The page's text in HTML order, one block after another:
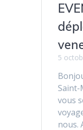
5
Saint-
vous
nous.